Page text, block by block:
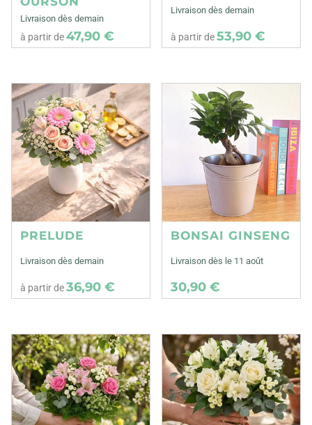
Livraison dès demain
à partir de47,90 €
Livraison dès demain
à partir de53,90 €
PRELUDE
Livraison dès demain
à partir de36,90 €
BONSAI GINSENG
Livraison dès le 11 août
30,90 €